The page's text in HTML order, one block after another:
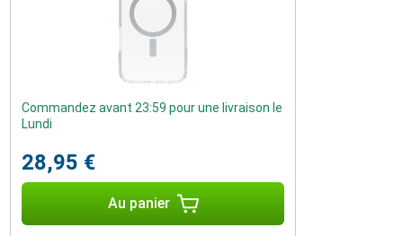
Commandez avant 23:59 pour une livraison le
Lundi
28,95 €
Au panier